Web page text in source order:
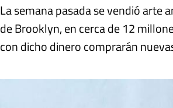
La semana pasada se vendió arte
de Brooklyn, en cerca de 12
con dicho dinero comprarán